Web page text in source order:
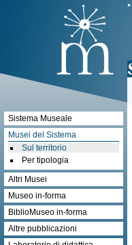
Sistema Museale
Musei del Sistema
Sul territorio
Per tipologia
Altri Musei
Museo in-forma
BiblioMuseo in-forma
Altre pubblicazioni